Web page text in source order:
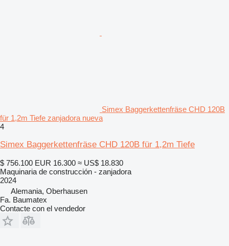
Simex Baggerkettenfräse CHD 120B
für 1,2m Tiefe zanjadora nueva
4
Simex Baggerkettenfräse CHD 120B für 1,2m Tiefe
$ 756.100 EUR 16.300 ≈ US$ 18.830
Maquinaria de construcción - zanjadora
2024
Alemania, Oberhausen
Fa. Baumatex
Contacte con el vendedor